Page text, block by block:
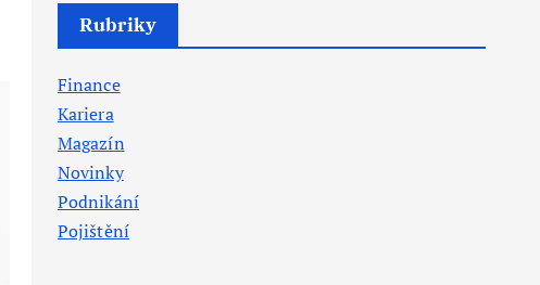
Rubriky
Finance
Kariera
Magazín
Novinky
Podnikání
Pojištění